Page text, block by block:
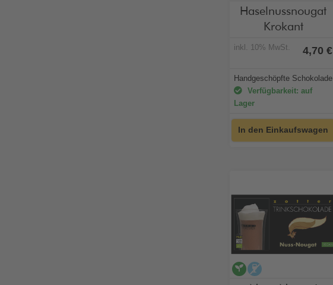
Haselnussnougat
Krokant
inkl. 10% MwSt. 4,70 €
Handgeschöpfte Schokolade
Verfügbarkeit: auf
Lager
In den Einkaufswagen
vegan